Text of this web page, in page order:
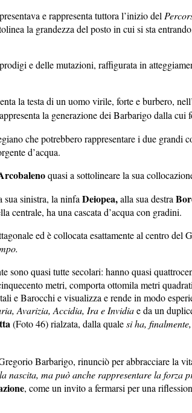
e rappresenta tuttora l’inizio del
la grandezza del posto in cui si sta
e delle mutazioni, raffigurata in
la testa di un uomo virile, forte e burbero,
la generazione dei Barbarigo dalla cui
che potrebbero rappresentare i due grandi
d’acqua.
quasi a sottolineare la sua
sua sinistra, la ninfaDeiopea,alla sua destra
centrale, ha una cascata d’acqua con gradini.
ed è collocata esattamente al centro
sono quasi tutte secolari: hanno quasi
metri, comporta ottomila metri
e Barocchi e visualizza e rende in modo
Avarizia, Accidia, Ira e Invidiae da un
(Foto 46) rialzata, dalla qualesi ha,
Barbarigo, rinunciò per abbracciare la
ma può anche rappresentare la forza
, come un invito a fermarsi per una